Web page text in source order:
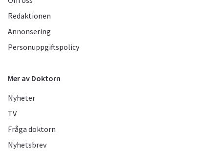
Redaktionen
Annonsering
Personuppgiftspolicy
Mer av Doktorn
Nyheter
TV
Fråga doktorn
Nyhetsbrev